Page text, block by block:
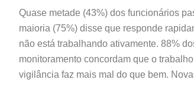
Quase metade (43%) dos funcionários
maioria (75%) disse que responde
não está trabalhando ativamente. 88%
monitoramento concordam que o
vigilância faz mais mal do que bem.